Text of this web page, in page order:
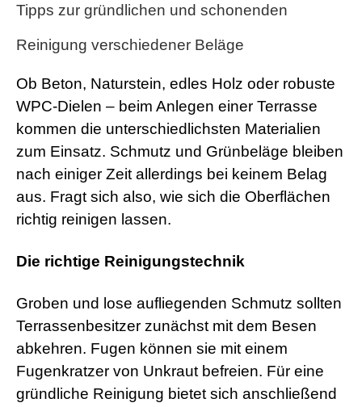
Tipps zur gründlichen und schonenden
Reinigung verschiedener Beläge
Ob Beton, Naturstein, edles Holz oder robuste
WPC-Dielen – beim Anlegen einer Terrasse
kommen die unterschiedlichsten Materialien
zum Einsatz. Schmutz und Grünbeläge bleiben
nach einiger Zeit allerdings bei keinem Belag
aus. Fragt sich also, wie sich die Oberflächen
richtig reinigen lassen.
Die richtige Reinigungstechnik
Groben und lose aufliegenden Schmutz sollten
Terrassenbesitzer zunächst mit dem Besen
abkehren. Fugen können sie mit einem
Fugenkratzer von Unkraut befreien. Für eine
gründliche Reinigung bietet sich anschließend